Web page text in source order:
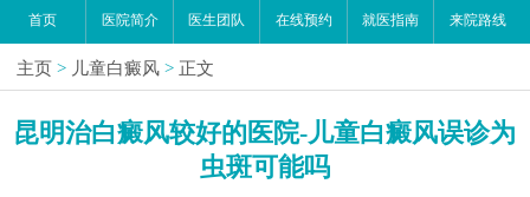
首页 医院简介 医生团队 在线预约 就医指南 来院路线
主页 > 儿童白癜风 > 正文
昆明治白癜风较好的医院-儿童白癜风误诊为
虫斑可能吗